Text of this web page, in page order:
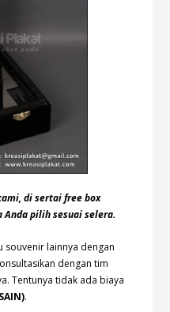
di sertai free box
Anda pilih sesuai selera.
souvenir lainnya dengan
dengan tim
Tentunya tidak ada biaya
.